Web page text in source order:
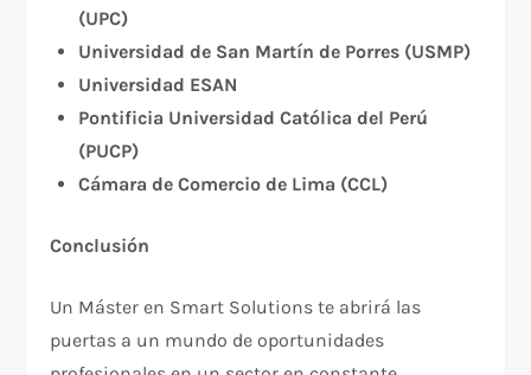
(UPC)
Universidad de San Martín de Porres (USMP)
Universidad ESAN
Pontificia Universidad Católica del Perú
(PUCP)
Cámara de Comercio de Lima (CCL)
Conclusión
Un Máster en Smart Solutions te abrirá las
puertas a un mundo de oportunidades